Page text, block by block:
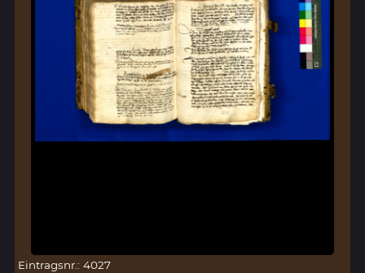
Eintragsnr.: 4027